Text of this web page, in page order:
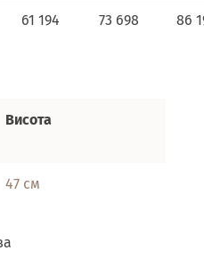
61 194 73 698 86
Висота
47 см